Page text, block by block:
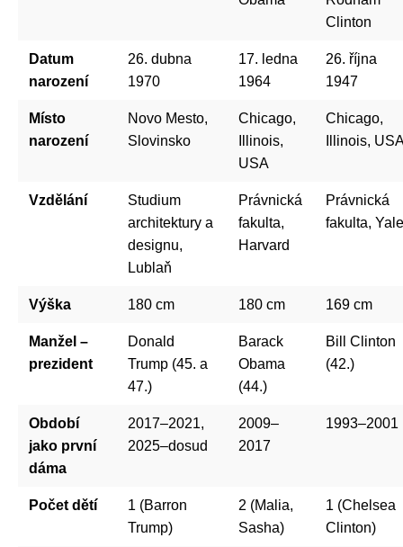
Clinton
Datum
narození
26. dubna
1970
17. ledna
1964
26. října
1947
Místo
narození
Novo Mesto,
Slovinsko
Chicago,
Illinois,
USA
Chicago,
Illinois,
Vzdělání
Studium
architektury a
designu,
Lublaň
Právnická
fakulta,
Harvard
Právnická
fakulta, Yale
Výška 180 cm 180 cm 169 cm
Manžel –
prezident
Donald
Trump (45. a
47.)
Barack
Obama
(44.)
Bill Clinton
(42.)
Období
jako první
dáma
2017–2021,
2025–dosud
2009–
2017
1993–2001
Počet dětí
1 (Barron
Trump)
2 (Malia,
Sasha)
1 (Chelsea
Clinton)